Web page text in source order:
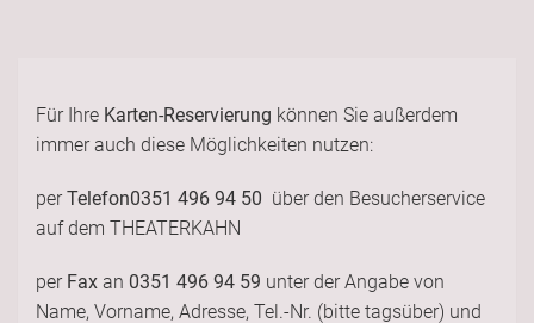
Für Ihre Karten-Reservierung können Sie außerdem
immer auch diese Möglichkeiten nutzen:
perTelefon0351 496 94 50 über den Besucherservice
auf dem THEATERKAHN
per Fax an 0351 496 94 59 unter der Angabe von
Name, Vorname, Adresse, Tel.-Nr. (bitte tagsüber) und